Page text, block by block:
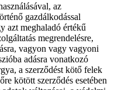
az
gazdálkodással
azt meghaladó értékű
megrendelésre,
vagyon vagy vagyoni
adásra vonatkozó
a szerződést kötő felek
kötött szerződés esetében